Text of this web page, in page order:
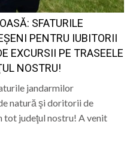
SFATURILE
PENTRU IUBITORII
EXCURSII PE TRASEELE
NOSTRU!
jandarmilor
natură şi doritorii de
tot judeţul nostru! A venit